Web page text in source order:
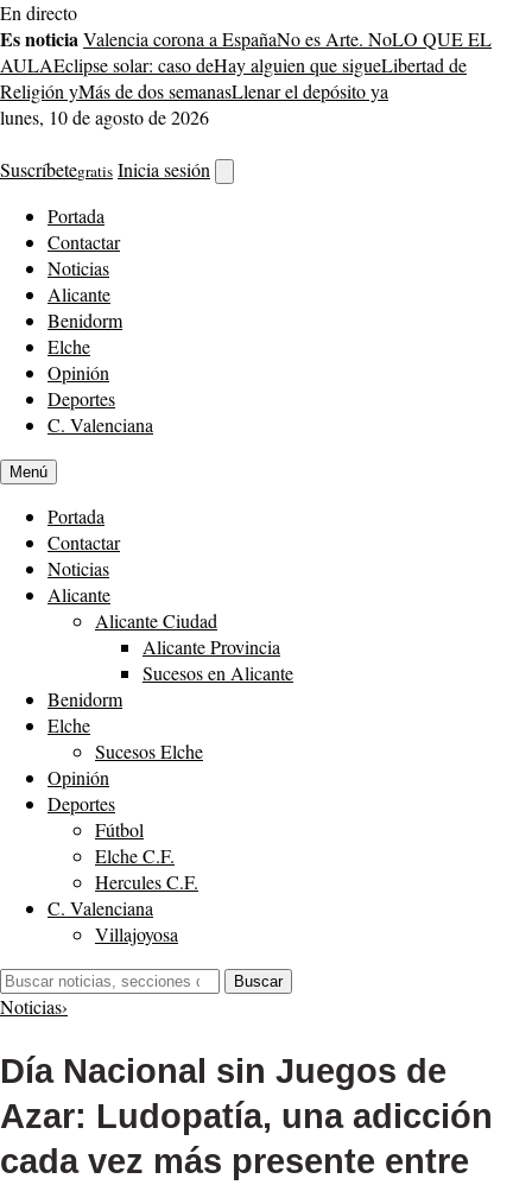
Saltar
al
contenido
En directo
Es noticiaValencia corona a EspañaNo es Arte. NoLO QUE EL
AULAEclipse solar: caso deHay alguien que sigueLibertad de
Religión yMás de dos semanasLlenar el depósito ya
lunes, 10 de agosto de 2026
Suscríbetegratis Inicia sesión
buscador
Portada
Contactar
Noticias
Alicante
Benidorm
Elche
Opinión
Deportes
C. Valenciana
Menú
Portada
Contactar
Noticias
Alicante
Alicante Ciudad
Alicante Provincia
Sucesos en Alicante
Benidorm
Elche
Sucesos Elche
Opinión
Deportes
Fútbol
Elche C.F.
Hercules C.F.
C. Valenciana
Villajoyosa
Buscar:
Buscar
Noticias›
Día Nacional sin Juegos de
Azar: Ludopatía, una adicción
cada vez más presente entre